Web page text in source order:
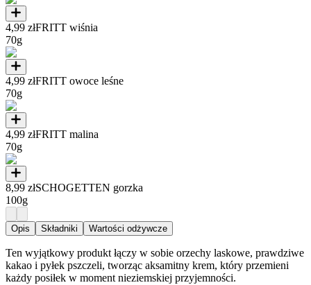
4,99 złFRITT wiśnia
70g
4,99 złFRITT owoce leśne
70g
4,99 złFRITT malina
70g
8,99 złSCHOGETTEN gorzka
100g
Opis Składniki Wartości odżywcze
Ten wyjątkowy produkt łączy w sobie orzechy laskowe, prawdziwe
kakao i pyłek pszczeli, tworząc aksamitny krem, który przemieni
każdy posiłek w moment nieziemskiej przyjemności.